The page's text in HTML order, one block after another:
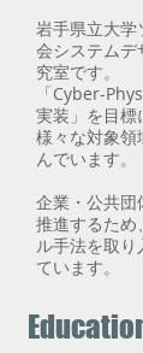
岩手県立大学
会システムデ
究室です。
「Cyber-
実装」を目標
様々な対象領
んでいます。
企業・公共団
推進するため
ル手法を取り
ています。